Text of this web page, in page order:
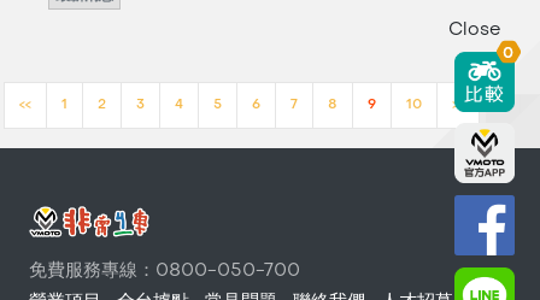
<< 1 2 3 4 5 6 7 8 9 10 >>
免費服務專線：0800-050-700
Close
0